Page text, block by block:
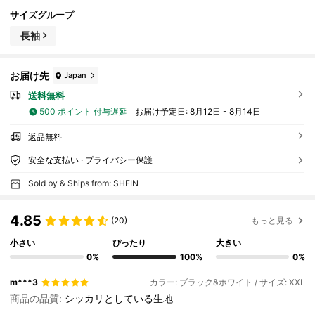
サイズグループ
長袖
お届け先 Japan
送料無料
500 ポイント 付与遅延 お届け予定日: 8月12日 - 8月14日
返品無料
安全な支払い · プライバシー保護
Sold by & Ships from: SHEIN
4.85 (20) もっと見る
小さい
0%
ぴったり
100%
大きい
0%
m***3 カラー: ブラック&ホワイト / サイズ: XXL
商品の品質: シッカリとしている生地